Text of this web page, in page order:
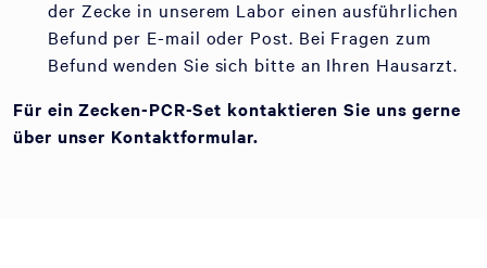
der Zecke in unserem Labor einen ausführlichen
Befund per E-mail oder Post. Bei Fragen zum
Befund wenden Sie sich bitte an Ihren Hausarzt.
Für ein Zecken-PCR-Set kontaktieren Sie uns gerne
über unser Kontaktformular.